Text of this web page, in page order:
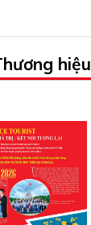
hiệu